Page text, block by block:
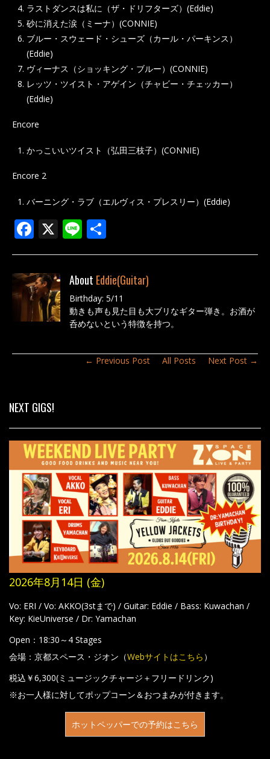
ラストダンスは私に（ザ・ドリフターズ）(Eddie)
砂に消えた涙（ミーナ）(CONNIE)
ブルー・スウェード・シューズ（カール・パーキンス）
(Eddie)
ヴィーナス（ショッキング・ブルー）(CONNIE)
レッツ・ツイスト・アゲイン（チャビー・チェッカー）
(Eddie)
Encore
かっこいいツイスト（弘田三枝子）(CONNIE)
Encore 2
バーニング・ラブ（エルヴィス・プレスリー）(Eddie)
F
ac
e
b
o
o
X Li
n 有
About Eddie(Guitar)
Birthday: 5/11
動きも声も見た目も大ブリなギター弾き。お酒が
呑めないという特徴を持つ。
← Previous Post All Posts Next Post →
NEXT GIGS!
2026年8月14日 (金)
Vo: ERI / Vo: AKKO(3stまで) / Guitar: Eddie / Bass: Kuwachan /
Key: KieUniverse / Dr: Yamachan
Open：18:30～4 Stages
会場：京都スペース・ジオン（Webサイトはこちら ）
税込￥6,300(ミュージックチャージ＋フリードリンク)
※お一人様に対してポップコーン＆おつまみが付きます。
ホットペッパーでの予約はこちら